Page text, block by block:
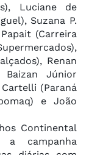
Luciane de
Suzana P.
(Carreira
Renan
Júnior
(Paraná
e João
Continental
campanha